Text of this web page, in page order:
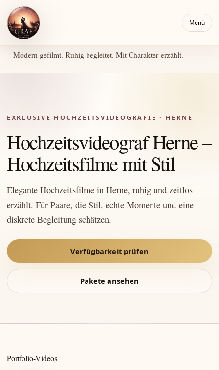
Menü
Modern gefilmt. Ruhig begleitet. Mit Charakter erzählt.
EXKLUSIVE HOCHZEITSVIDEOGRAFIE · HERNE
Hochzeitsvideograf Herne –
Hochzeitsfilme mit Stil
Elegante Hochzeitsfilme in Herne, ruhig und zeitlos
erzählt. Für Paare, die Stil, echte Momente und eine
diskrete Begleitung schätzen.
Verfügbarkeit prüfen
Pakete ansehen
Portfolio-Videos